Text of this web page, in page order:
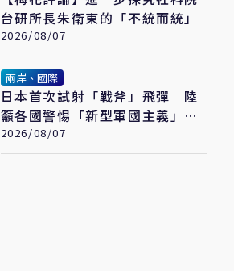
台研所長朱衛東的「不統而統」
2026/08/07
兩岸、國際
日本首次試射「戰斧」飛彈 陸
籲各國警惕「新型軍國主義」發
展
2026/08/07